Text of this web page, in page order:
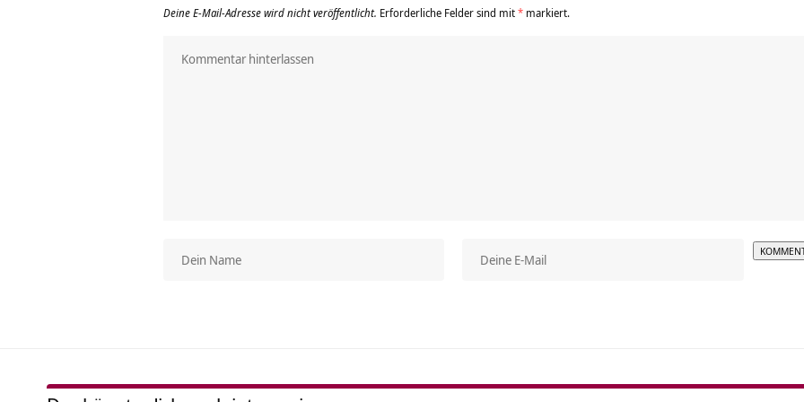
Deine E-Mail-Adresse wird nicht veröffentlicht. Erforderliche Felder sind mit* markiert.